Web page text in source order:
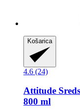
Košarica
4.6 (24)
Attitude
800 ml